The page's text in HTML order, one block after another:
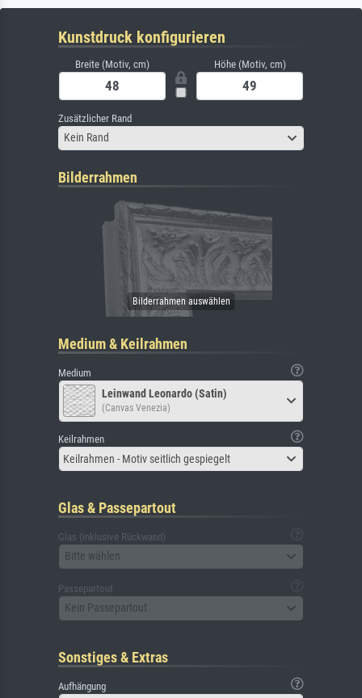
Kunstdruck konfigurieren
Breite (Motiv, cm) Höhe (Motiv, cm)
Zusätzlicher Rand
Kein Rand
Bilderrahmen
Medium & Keilrahmen
Medium
Leinwand Leonardo (Satin)
(Canvas Venezia)
Keilrahmen
Keilrahmen - Motiv seitlich gespiegelt
Glas & Passepartout
Glas (inklusive Rückwand)
Bitte wählen
Passepartout
Kein Passepartout
Sonstiges & Extras
Aufhängung